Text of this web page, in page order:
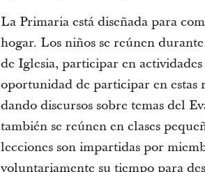
La Primaria está diseñada para
hogar. Los niños se reúnen
de Iglesia, participar en
oportunidad de participar en estas
dando discursos sobre temas del
también se reúnen en clases
lecciones son impartidas por
voluntariamente su tiempo para